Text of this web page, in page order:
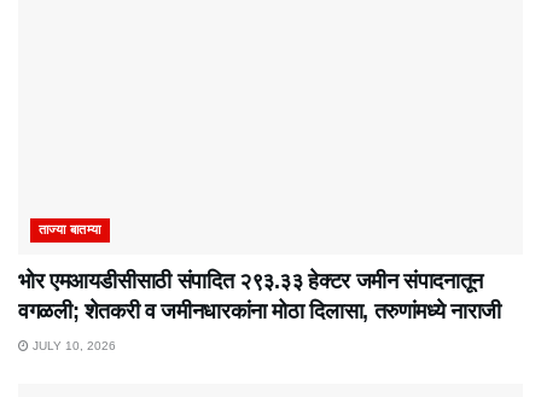
ताज्या बातम्या
भोर एमआयडीसीसाठी संपादित २९३.३३ हेक्टर जमीन संपादनातून
वगळली; शेतकरी व जमीनधारकांना मोठा दिलासा, तरुणांमध्ये नाराजी
JULY 10, 2026